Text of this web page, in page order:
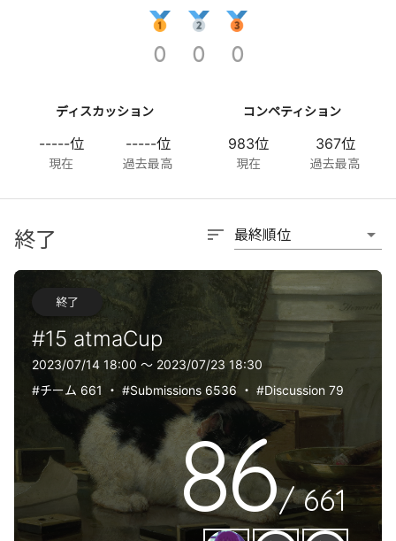
0 0 0
ディスカッション
-----位
現在
-----位
過去最高
コンペティション
983位
現在
367位
過去最高
終了 sort 最終順位 arrow_drop_down
終了
#15 atmaCup
2023/07/14 18:00 〜 2023/07/23 18:30
#チーム 661
・ #Submissions 6536 ・ #Discussion 79
86/661